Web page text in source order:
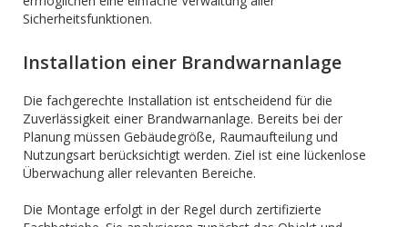
Sicherheitsfunktionen.
Installation einer Brandwarnanlage
Die fachgerechte Installation ist entscheidend für die
Zuverlässigkeit einer Brandwarnanlage. Bereits bei der
Planung müssen Gebäudegröße, Raumaufteilung und
Nutzungsart berücksichtigt werden. Ziel ist eine lückenlose
Überwachung aller relevanten Bereiche.
Die Montage erfolgt in der Regel durch zertifizierte